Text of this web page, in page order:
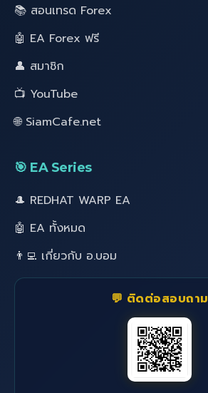
📚 สอนเทรด Forex
🤖 EA Forex ฟรี
👤 สมาชิก
📺 YouTube
🌐 SiamCafe.net
🎯 EA Series
🎩 REDHAT WARP EA
🤖 EA ทั้งหมด
👨‍💻 เกี่ยวกับ อ.บอม
💬 ติดต่อสอบถาม